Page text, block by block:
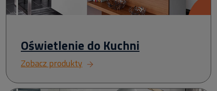
Oświetlenie do Kuchni
Zobacz produkty